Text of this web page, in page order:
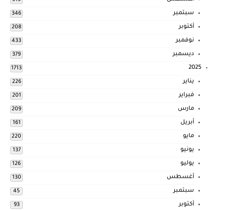
سبتمبر 346
أكتوبر 208
نوفمبر 433
ديسمبر 379
2025
1713
يناير 226
فبراير 201
مارس 209
أبريل 161
مايو 220
يونيو 137
يوليو 126
أغسطس 130
سبتمبر 45
أكتوبر 93